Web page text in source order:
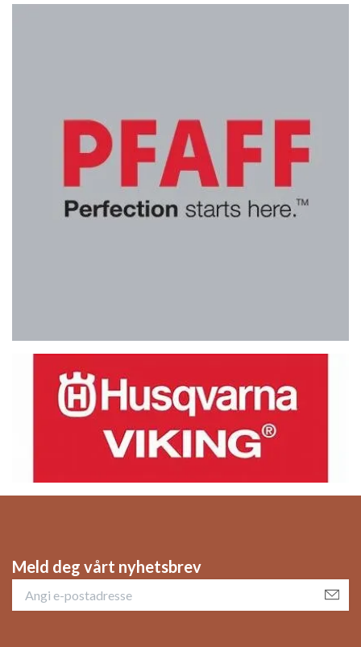
Meld deg vårt nyhetsbrev